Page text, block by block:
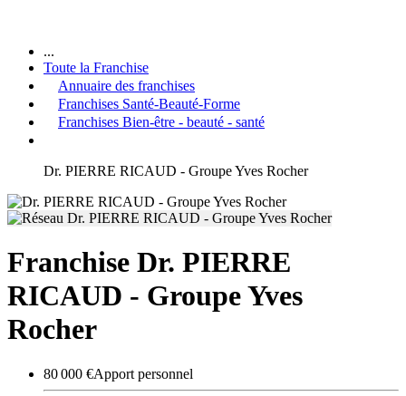
...
Toute la Franchise
Annuaire des franchises
Franchises Santé-Beauté-Forme
Franchises Bien-être - beauté - santé
Dr. PIERRE RICAUD - Groupe Yves Rocher
Franchise Dr. PIERRE
RICAUD - Groupe Yves
Rocher
80 000 €Apport personnel